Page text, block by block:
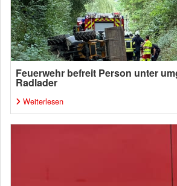
Feuerwehr befreit Person unter
Radlader
Weiterlesen